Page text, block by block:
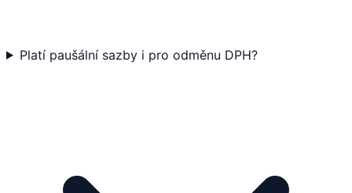
Platí paušální sazby i pro odměnu DPH?